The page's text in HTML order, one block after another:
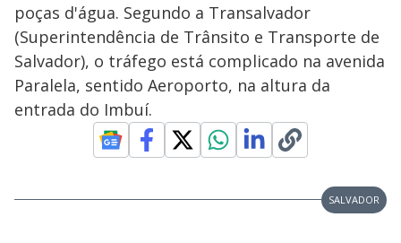
poças d'água. Segundo a Transalvador
(Superintendência de Trânsito e Transporte de
Salvador), o tráfego está complicado na avenida
Paralela, sentido Aeroporto, na altura da
entrada do Imbuí.
SALVADOR